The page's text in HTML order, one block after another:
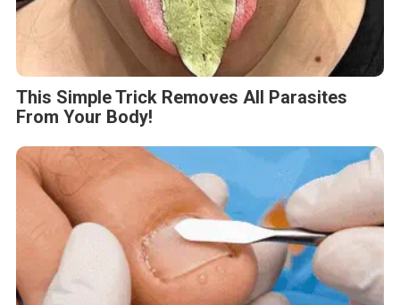
This Simple Trick Removes All Parasites
From Your Body!